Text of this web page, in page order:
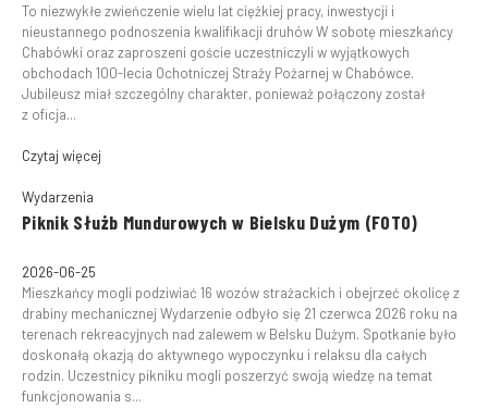
To niezwykłe zwieńczenie wielu lat ciężkiej pracy, inwestycji i
nieustannego podnoszenia kwalifikacji druhów W sobotę mieszkańcy
Chabówki oraz zaproszeni goście uczestniczyli w wyjątkowych
obchodach 100-lecia Ochotniczej Straży Pożarnej w Chabówce.
Jubileusz miał szczególny charakter, ponieważ połączony został
z oficja...
Czytaj więcej
Wydarzenia
Piknik Służb Mundurowych w Bielsku Dużym (FOTO)
2026-06-25
Mieszkańcy mogli podziwiać 16 wozów strażackich i obejrzeć okolicę z
drabiny mechanicznej Wydarzenie odbyło się 21 czerwca 2026 roku na
terenach rekreacyjnych nad zalewem w Belsku Dużym. Spotkanie było
doskonałą okazją do aktywnego wypoczynku i relaksu dla całych
rodzin. Uczestnicy pikniku mogli poszerzyć swoją wiedzę na temat
funkcjonowania s...